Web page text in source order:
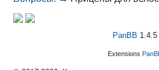
PanBB 1.4.5
Extensions